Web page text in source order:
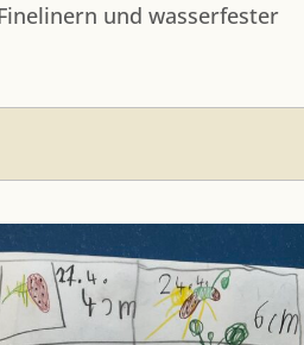
und wasserfester